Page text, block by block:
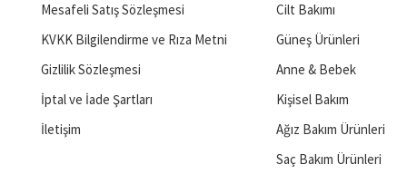
Mesafeli Satış Sözleşmesi
KVKK Bilgilendirme ve Rıza Metni
Gizlilik Sözleşmesi
İptal ve İade Şartları
İletişim
Cilt Bakımı
Güneş Ürünleri
Anne & Bebek
Kişisel Bakım
Ağız Bakım Ürünleri
Saç Bakım Ürünleri